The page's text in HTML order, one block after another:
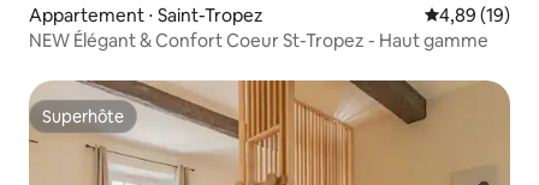
Appartement ⋅ Saint-Tropez Évaluation
4,89 (19)
NEW Élégant & Confort Coeur St-Tropez - Haut gamme
Superhôte
Superhôte